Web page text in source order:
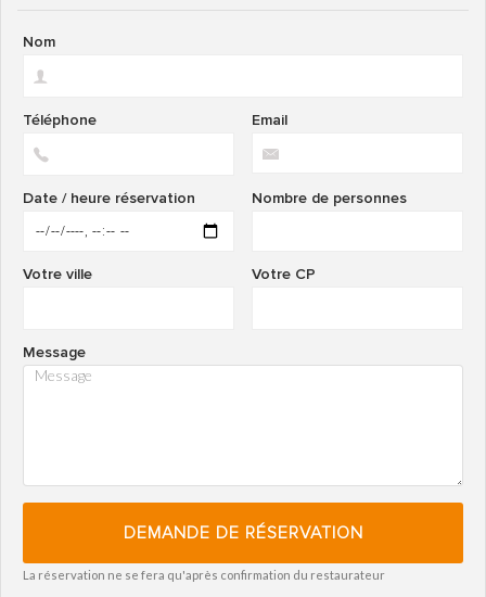
Nom
Email
Téléphone
Nombre de personnes
Date / heure réservation
Votre CP
Votre ville
Message
DEMANDE DE RÉSERVATION
La réservation ne se fera qu'après confirmation du restaurateur